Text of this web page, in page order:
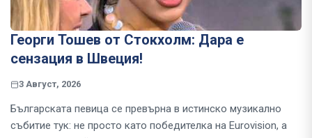
Георги Тошев от Стокхолм: Дара е
сензация в Швеция!
3 Август, 2026
Българската певица се превърна в истинско музикално
събитие тук: не просто като победителка на Eurovision, а